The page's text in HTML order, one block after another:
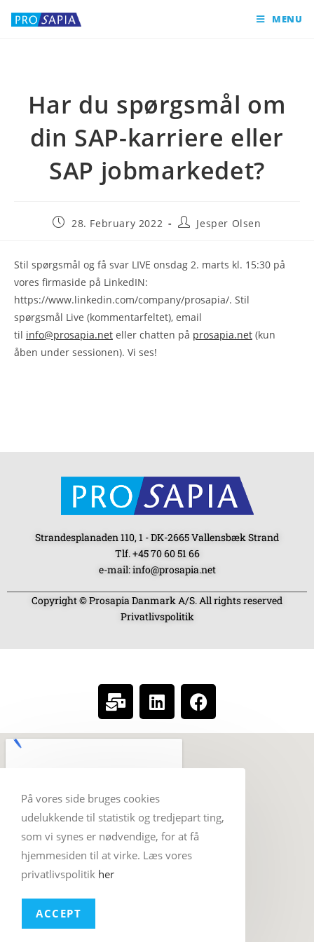
MENU
Har du spørgsmål om
din SAP-karriere eller
SAP jobmarkedet?
28. February 2022 Jesper Olsen
Stil spørgsmål og få svar LIVE onsdag 2. marts kl. 15:30 på
vores firmaside på LinkedIN:
https://www.linkedin.com/company/prosapia/. Stil
spørgsmål Live (kommentarfeltet), email
til info@prosapia.net eller chatten på prosapia.net (kun
åben under sessionen). Vi ses!
Strandesplanaden 110, 1 - DK-2665 Vallensbæk Strand
Tlf. +45 70 60 51 66
e-mail: info@prosapia.net
Copyright © Prosapia Danmark A/S. All rights reserved
Privatlivspolitik
På vores side bruges cookies
udelukkende til statistik og tredjepart ting,
som vi synes er nødvendige, for at få
hjemmesiden til at virke. Læs vores
privatlivspolitik her
ACCEPT